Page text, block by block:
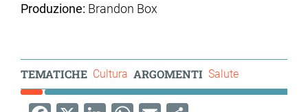
Produzione: Brandon Box
TEMATICHE Cultura ARGOMENTI Salute